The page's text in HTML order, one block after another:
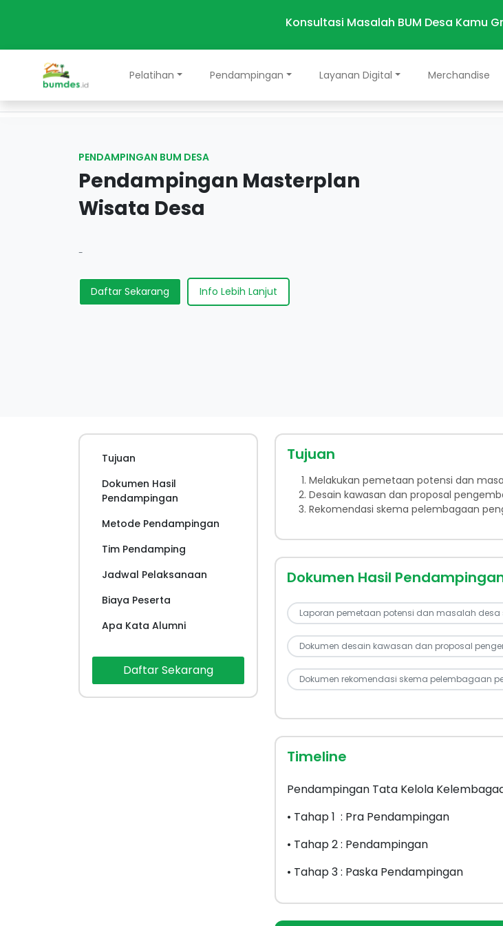
Konsultasi Masalah BUM Desa Kamu
Pelatihan Pendampingan Layanan Digital Merchandise
PENDAMPINGAN BUM DESA
Pendampingan Masterplan
Wisata Desa
-
Daftar Sekarang Info Lebih Lanjut
Tujuan
Dokumen Hasil
Pendampingan
Metode Pendampingan
Tim Pendamping
Jadwal Pelaksanaan
Biaya Peserta
Apa Kata Alumni
Daftar Sekarang
Tujuan
Melakukan pemetaan potensi dan
Desain kawasan dan proposal
Rekomendasi skema pelembagaan
Dokumen Hasil
Laporan pemetaan potensi dan masalah
Dokumen desain kawasan dan proposal
Dokumen rekomendasi skema pelembagaan
Timeline
Pendampingan Tata Kelola
• Tahap 1 : Pra Pendampingan
• Tahap 2 : Pendampingan
• Tahap 3 : Paska Pendampingan